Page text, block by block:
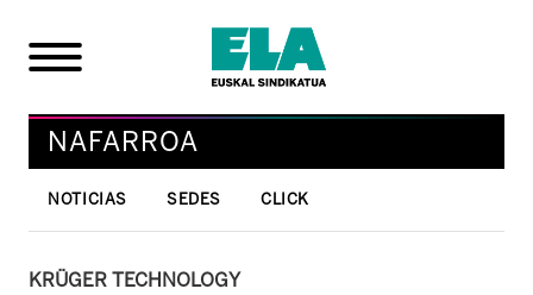
NAFARROA
NOTICIAS SEDES CLICK
KRÜGER TECHNOLOGY